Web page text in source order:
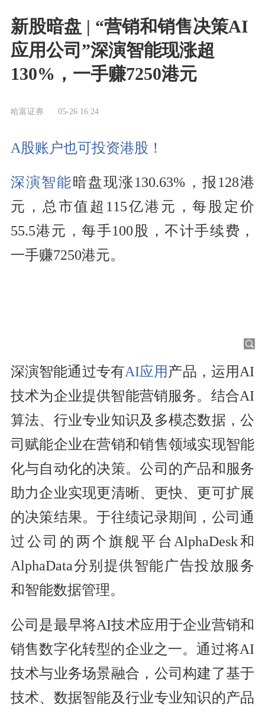
新股暗盘 | “营销和销售决策AI
应用公司”深演智能现涨超
130%，一手赚7250港元
哈富证券 05-26 16:24
A股账户也可投资港股！
深演智能暗盘现涨130.63%，报128港
元，总市值超115亿港元，每股定价
55.5港元，每手100股，不计手续费，
一手赚7250港元。
深演智能通过专有AI应用 产品，运用AI
技术为企业提供智能营销服务。结合AI
算法、行业专业知识及多模态数据，公
司赋能企业在营销和销售领域实现智能
化与自动化的决策。公司的产品和服务
助力企业实现更清晰、更快、更可扩展
的决策结果。于往绩记录期间，公司通
过公司的两个旗舰平台AlphaDesk和
AlphaData分别提供智能广告投放服务
和智能数据管理。
公司是最早将AI技术应用于企业营销和
销售数字化转型的企业之一。通过将AI
技术与业务场景融合，公司构建了基于
技术、数据智能及行业专业知识的产品